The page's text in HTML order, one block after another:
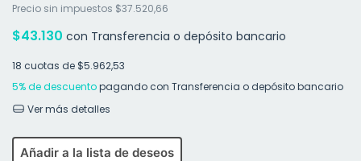
Precio sin impuestos $37.520,66
$43.130 con Transferencia o depósito bancario
18 cuotas de $5.962,53
5% de descuentopagando con Transferencia o depósito bancario
Ver más detalles
Añadir a la lista de deseos